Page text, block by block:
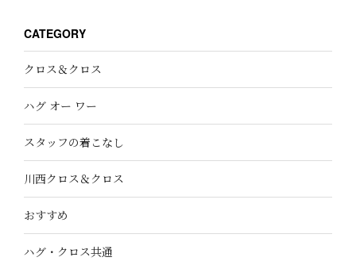
CATEGORY
クロス＆クロス
ハグ オー ワー
スタッフの着こなし
川西クロス＆クロス
おすすめ
ハグ・クロス共通